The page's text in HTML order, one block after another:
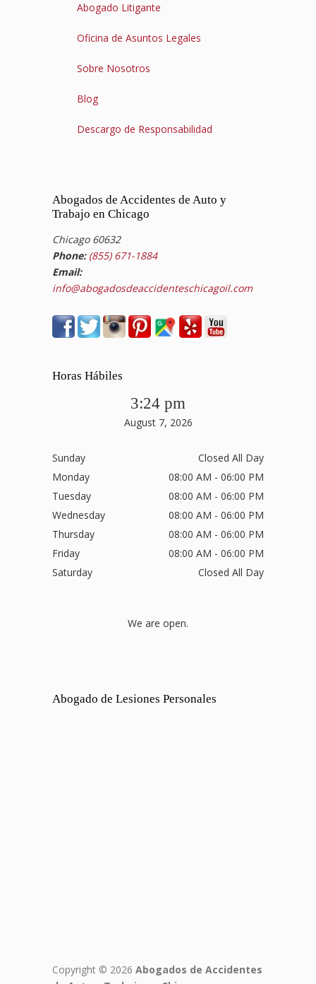
Abogado Litigante
Oficina de Asuntos Legales
Sobre Nosotros
Blog
Descargo de Responsabilidad
Abogados de Accidentes de Auto y
Trabajo en Chicago
Chicago 60632
Phone: (855) 671-1884
Email:
info@abogadosdeaccidenteschicagoil.com
Horas Hábiles
3:24 pm
August 7, 2026
Sunday
Closed All Day
Monday
08:00 AM - 06:00 PM
Tuesday
08:00 AM - 06:00 PM
Wednesday
08:00 AM - 06:00 PM
Thursday
08:00 AM - 06:00 PM
Friday
08:00 AM - 06:00 PM
Saturday
Closed All Day
We are open.
Abogado de Lesiones Personales
Copyright © 2026 Abogados de Accidentes